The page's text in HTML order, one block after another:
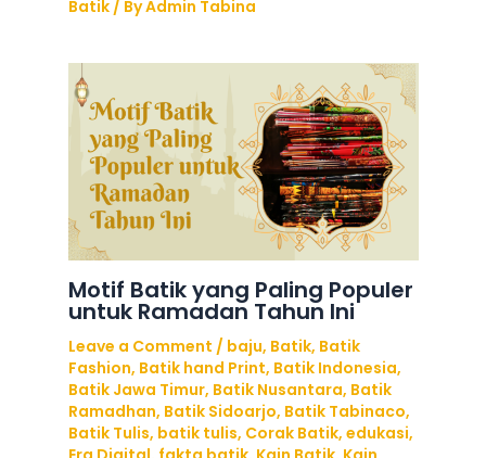
Batik/ ByAdmin Tabina
Motif Batik yang Paling Populer
untuk Ramadan Tahun Ini
Leave a Comment / baju, Batik, Batik
Fashion, Batik hand Print, Batik Indonesia,
Batik Jawa Timur, Batik Nusantara, Batik
Ramadhan, Batik Sidoarjo, Batik Tabinaco,
Batik Tulis, batik tulis, Corak Batik, edukasi,